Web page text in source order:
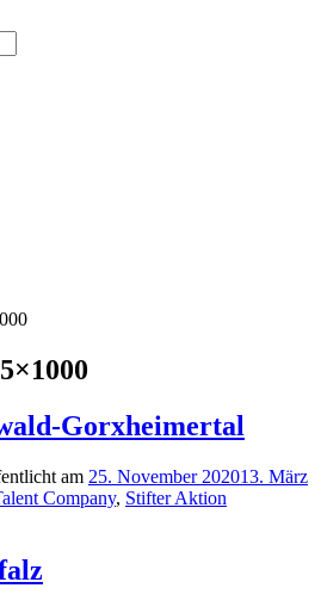
Gorxheimertal
am 25. November 202013. März
Company, Stifter Aktion